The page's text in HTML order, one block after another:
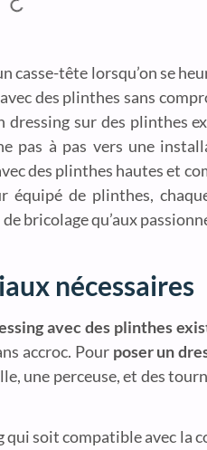
casse-tête lorsqu’on se
des plinthes sans
sur des plinthes
pas à pas vers une
des plinthes hautes et
de plinthes,
bricolage qu’aux
nécessaires
avec des plinthes
accroc. Pour poser un
une perceuse, et des
soit compatible avec la